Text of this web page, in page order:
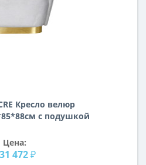
Кресло велюр
с подушкой
Цена:
472 ₽